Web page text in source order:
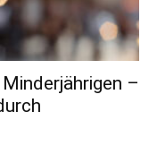
–